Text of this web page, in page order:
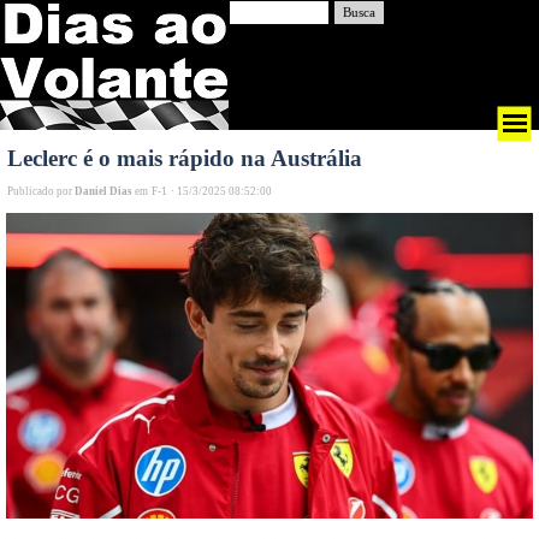
Busca
Leclerc é o mais rápido na Austrália
Publicado por Daniel Dias em F-1 · 15/3/2025 08:52:00